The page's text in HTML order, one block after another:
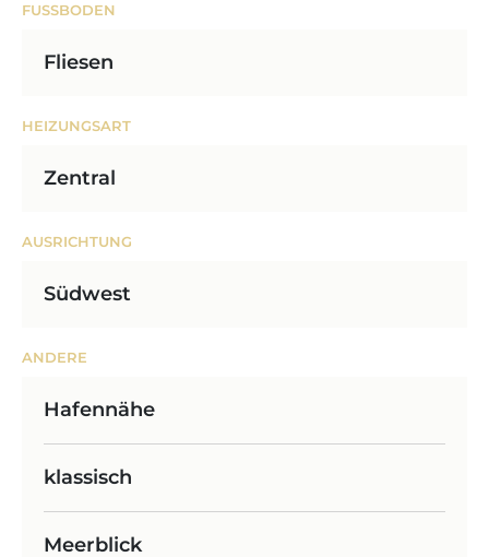
FUSSBODEN
Fliesen
HEIZUNGSART
Zentral
AUSRICHTUNG
Südwest
ANDERE
Hafennähe
klassisch
Meerblick